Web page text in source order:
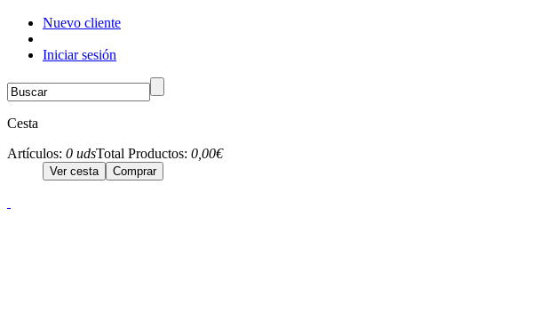
Nuevo cliente
Iniciar sesión
Cesta
Artículos: 0 udsTotal Productos: 0,00€